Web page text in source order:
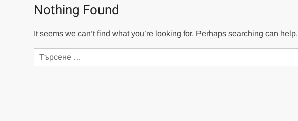
Nothing Found
It seems we can’t find what you’re looking for. Perhaps searching can help.